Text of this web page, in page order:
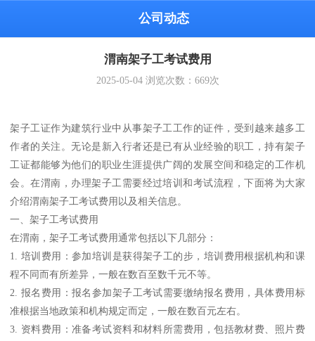
公司动态
渭南架子工考试费用
2025-05-04浏览次数： 669次
架子工证作为建筑行业中从事架子工工作的证件，受到越来越多工
作者的关注。无论是新入行者还是已有从业经验的职工，持有架子
工证都能够为他们的职业生涯提供广阔的发展空间和稳定的工作机
会。在渭南，办理架子工需要经过培训和考试流程，下面将为大家
介绍渭南架子工考试费用以及相关信息。
一、架子工考试费用
在渭南，架子工考试费用通常包括以下几部分：
1. 培训费用：参加培训是获得架子工的步，培训费用根据机构和课
程不同而有所差异，一般在数百至数千元不等。
2. 报名费用：报名参加架子工考试需要缴纳报名费用，具体费用标
准根据当地政策和机构规定而定，一般在数百元左右。
3. 资料费用：准备考试资料和材料所需费用，包括教材费、照片费